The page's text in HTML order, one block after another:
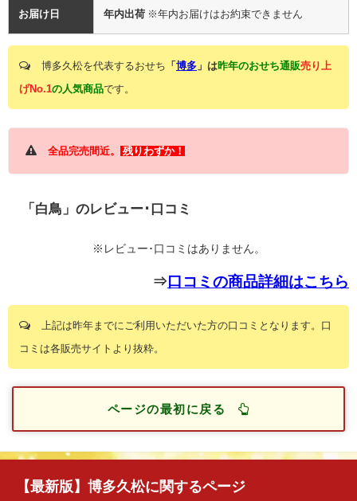
お届け日 年内出荷 ※年内お届けはお約束できません
博多久松を代表するおせち 「 博多 」は昨年のおせち通販売り上
げNo.1の人気商品です。
全品完売間近。 残りわずか！
「白鳥」のレビュー･口コミ
※レビュー･口コミはありません。
⇒ 口コミの商品詳細はこちら
上記は昨年までにご利用いただいた方の口コミとなります。口
コミは各販売サイトより抜粋。
ページの最初に戻る
【最新版】博多久松に関するページ